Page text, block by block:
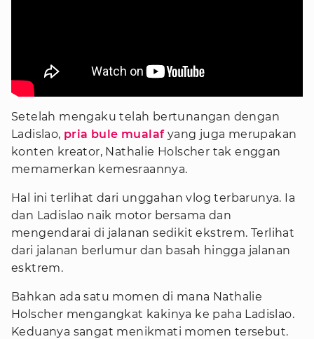
Setelah mengaku telah bertunangan dengan
Ladislao, pria bule mualafyang juga merupakan
konten kreator, Nathalie Holscher tak enggan
memamerkan kemesraannya.
Hal ini terlihat dari unggahan vlog terbarunya. Ia
dan Ladislao naik motor bersama dan
mengendarai di jalanan sedikit ekstrem. Terlihat
dari jalanan berlumur dan basah hingga jalanan
esktrem.
Bahkan ada satu momen di mana Nathalie
Holscher mengangkat kakinya ke paha Ladislao.
Keduanya sangat menikmati momen tersebut.